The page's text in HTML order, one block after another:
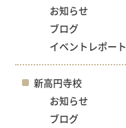
お知らせ
ブログ
イベントレポート
新高円寺校
お知らせ
ブログ